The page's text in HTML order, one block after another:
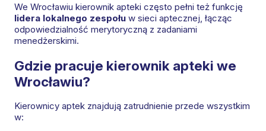
We Wrocławiu kierownik apteki często pełni też funkcję
lidera lokalnego zespołu w sieci aptecznej, łącząc
odpowiedzialność merytoryczną z zadaniami
menedżerskimi.
Gdzie pracuje kierownik apteki we
Wrocławiu?
Kierownicy aptek znajdują zatrudnienie przede wszystkim
w: